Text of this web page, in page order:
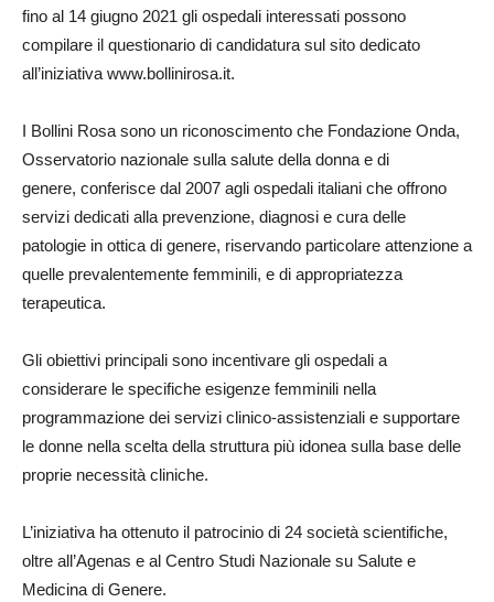
fino al 14 giugno 2021 gli ospedali interessati possono
compilare il questionario di candidatura sul sito dedicato
all’iniziativa www.bollinirosa.it.
I Bollini Rosa sono un riconoscimento che Fondazione Onda,
Osservatorio nazionale sulla salute della donna e di
genere, conferisce dal 2007 agli ospedali italiani che offrono
servizi dedicati alla prevenzione, diagnosi e cura delle
patologie in ottica di genere, riservando particolare attenzione a
quelle prevalentemente femminili, e di appropriatezza
terapeutica.
Gli obiettivi principali sono incentivare gli ospedali a
considerare le specifiche esigenze femminili nella
programmazione dei servizi clinico-assistenziali e supportare
le donne nella scelta della struttura più idonea sulla base delle
proprie necessità cliniche.
L’iniziativa ha ottenuto il patrocinio di 24 società scientifiche,
oltre all’Agenas e al Centro Studi Nazionale su Salute e
Medicina di Genere.